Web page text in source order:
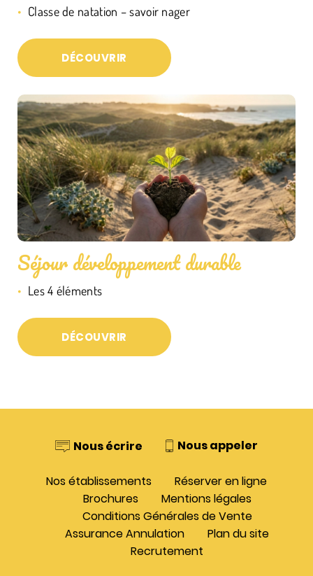
Classe de natation – savoir nager
DÉCOUVRIR
Séjour développement durable
Les 4 éléments
DÉCOUVRIR
Nous écrire Nous appeler
Nos établissements
Réserver en ligne
Brochures
Mentions légales
Conditions Générales de Vente
Assurance Annulation
Plan du site
Recrutement